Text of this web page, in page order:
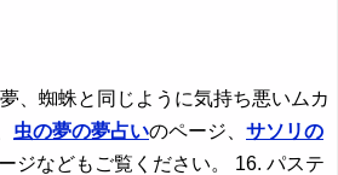
、蜘蛛と同じように気持ち悪いムカ
虫の夢の夢占いのページ、 サソリの
ジなどもご覧ください。 16. パステ